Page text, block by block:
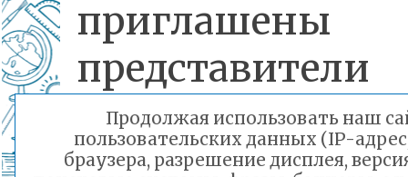
приглашены
представители
комитета
образования,
Продолжая использовать наш
пользовательских данных (IP-
браузера, разрешение дисплея,